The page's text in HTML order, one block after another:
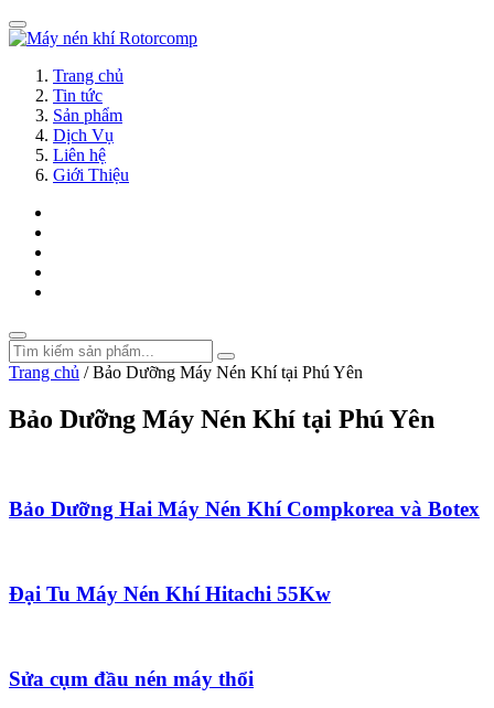
Trang chủ
Tin tức
Sản phẩm
Dịch Vụ
Liên hệ
Giới Thiệu
Trang chủ /Bảo Dưỡng Máy Nén Khí tại Phú Yên
Bảo Dưỡng Máy Nén Khí tại Phú Yên
Bảo Dưỡng Hai Máy Nén Khí Compkorea và Botex
Đại Tu Máy Nén Khí Hitachi 55Kw
Sửa cụm đầu nén máy thổi